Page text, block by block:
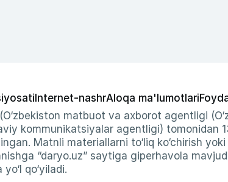
Internet-nashrAloqa ma'lumotlari
matbuot va axborot agentligi
kommunikatsiyalar agentligi)
Matnli materiallarni to‘liq ko‘chirish
“daryo.uz” saytiga giperhavola
qo‘yiladi.